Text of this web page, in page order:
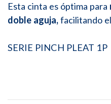
Esta cinta es óptima para
doble aguja,facilitando
SERIE PINCH PLEAT 1P